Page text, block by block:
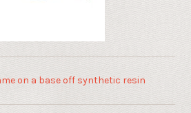
on a base off synthetic resin